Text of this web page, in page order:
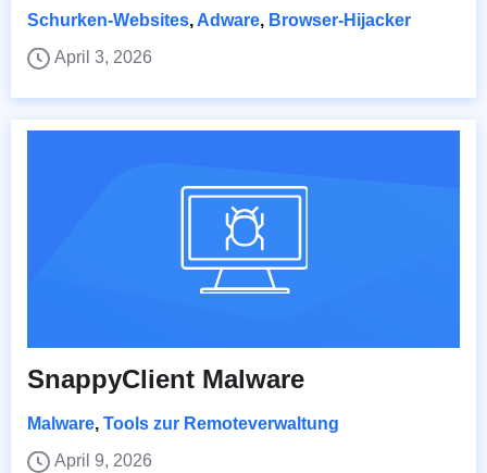
Schurken-Websites, Adware, Browser-Hijacker
April 3, 2026
SnappyClient Malware
Malware, Tools zur Remoteverwaltung
April 9, 2026